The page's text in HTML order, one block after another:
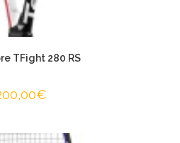
TFight 280 RS
€